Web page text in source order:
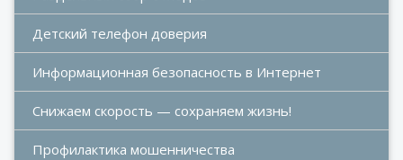
Детский телефон доверия
Информационная безопасность в Интернет
Снижаем скорость — сохраняем жизнь!
Профилактика мошенничества